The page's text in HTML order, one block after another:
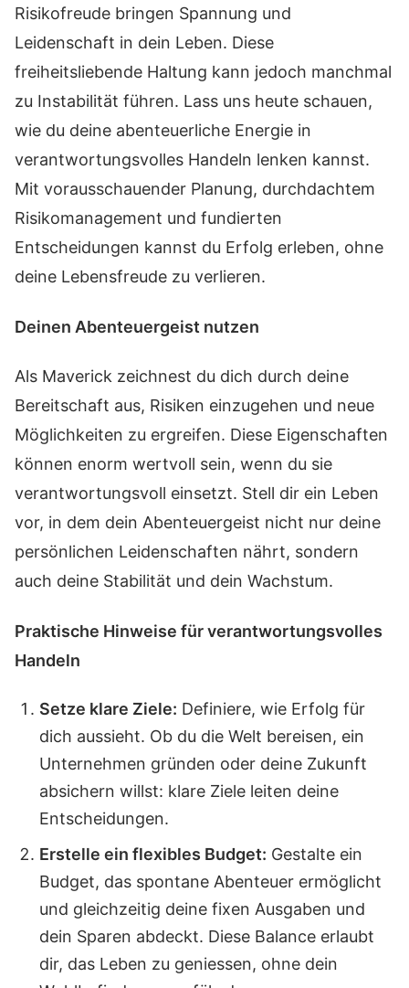
Risikofreude bringen Spannung und
Leidenschaft in dein Leben. Diese
freiheitsliebende Haltung kann jedoch manchmal
zu Instabilität führen. Lass uns heute schauen,
wie du deine abenteuerliche Energie in
verantwortungsvolles Handeln lenken kannst.
Mit vorausschauender Planung, durchdachtem
Risikomanagement und fundierten
Entscheidungen kannst du Erfolg erleben, ohne
deine Lebensfreude zu verlieren.
Deinen Abenteuergeist nutzen
Als Maverick zeichnest du dich durch deine
Bereitschaft aus, Risiken einzugehen und neue
Möglichkeiten zu ergreifen. Diese Eigenschaften
können enorm wertvoll sein, wenn du sie
verantwortungsvoll einsetzt. Stell dir ein Leben
vor, in dem dein Abenteuergeist nicht nur deine
persönlichen Leidenschaften nährt, sondern
auch deine Stabilität und dein Wachstum.
Praktische Hinweise für verantwortungsvolles
Handeln
Setze klare Ziele: Definiere, wie Erfolg für
dich aussieht. Ob du die Welt bereisen, ein
Unternehmen gründen oder deine Zukunft
absichern willst: klare Ziele leiten deine
Entscheidungen.
Erstelle ein flexibles Budget: Gestalte ein
Budget, das spontane Abenteuer ermöglicht
und gleichzeitig deine fixen Ausgaben und
dein Sparen abdeckt. Diese Balance erlaubt
dir, das Leben zu geniessen, ohne dein